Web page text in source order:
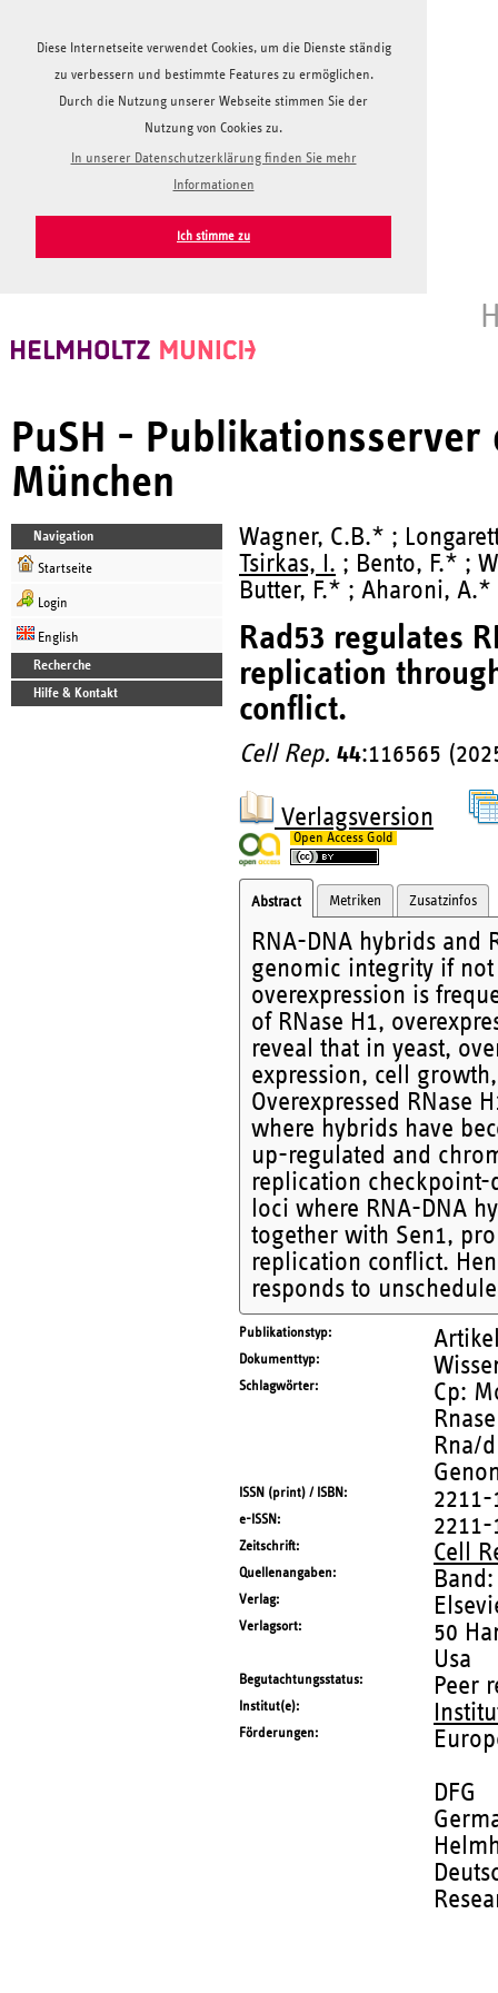
Diese Internetseite verwendet Cookies, um die Dienste ständig
zu verbessern und bestimmte Features zu ermöglichen.
Durch die Nutzung unserer Webseite stimmen Sie der
Nutzung von Cookies zu.
In unserer Datenschutzerklärung finden Sie mehr
Informationen
Ich stimme zu
PuSH -
München
Navigation
Startseite
Login
English
Recherche
Hilfe & Kontakt
Wagner, C.B.* ;
Tsirkas, I. ; Bento, F.* ;
Butter, F.* ; Aharoni,
Rad53 regulates
replication
conflict.
Cell Rep. 44:116565
Verlagsversion
Open Access Gold
Abstract Metriken Zusatzinfos
RNA-DNA hybrids and
genomic integrity if
overexpression is
of RNase H1,
reveal that in yeast,
expression, cell
Overexpressed RNase
where hybrids have
up-regulated and
replication checkpoint-
loci where RNA-DNA
together with Sen1,
replication conflict.
responds to
Publikationstyp
Dokumenttyp
Schlagwörter
Cp:
Rna/
ISSN (print) / ISBN 2211-
e-ISSN 2211-
Zeitschrift Cell
Quellenangaben
Verlag
Verlagsort
50
Usa
Begutachtungsstatus Peer
Institut(e)
Förderungen
DFG